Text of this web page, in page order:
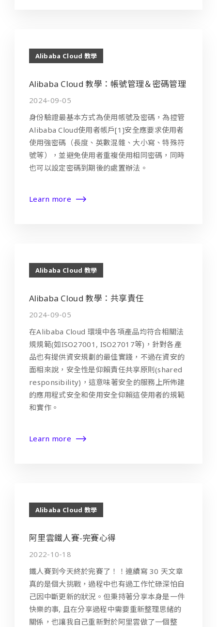
Alibaba Cloud 教學
Alibaba Cloud 教學：帳號管理＆密碼管理
2024-09-05
身份驗證最基本方式為使用帳號及密碼，為控管
Alibaba Cloud使用者帳戶[1]安全應要求使用者
使用強密碼（長度、英數混雜、大小寫、特殊符
號等），並避免使用者重複使用相同密碼，同時
也可以設定密碼到期後的處置辦法。
Learn more
Alibaba Cloud 教學
Alibaba Cloud 教學：共享責任
2024-09-05
在Alibaba Cloud 環境中各項產品均符合相關法
規規範(如ISO27001, ISO27017等)，針對各產
品也有提供資安規劃的最佳實踐，不過在資安的
面相來說，安全性是仰賴責任共享原則(shared
responsibility)，這意味著安全的服務上所佈建
的應用程式安全和使用安全仰賴這使用者的規範
和實作。
Learn more
Alibaba Cloud 教學
阿里雲鐵人賽-完賽心得
2022-10-18
鐵人賽到今天終於完賽了！！連續寫 30 天文章
真的是個大挑戰，過程中也有過工作忙碌深怕自
己因中斷更新的狀況。但秉持著分享本身是一件
快樂的事, 且在分享過程中需要重新整理思緒的
關係，也讓我自己重新對於阿里雲做了一個整